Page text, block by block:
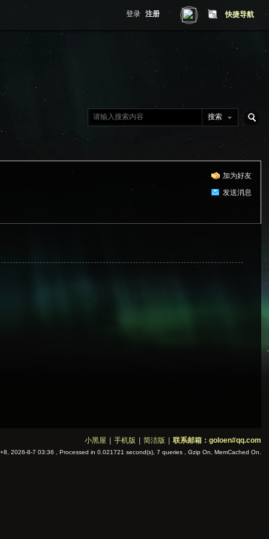
快捷导航
登录 注册
搜索
加为好友
发送消息
小黑屋 手机版 简洁版 联系邮箱：goloen#qq.com
2026-8-7 03:36 , Processed in 0.021721 second(s), 7 queries , Gzip On, MemCached On.